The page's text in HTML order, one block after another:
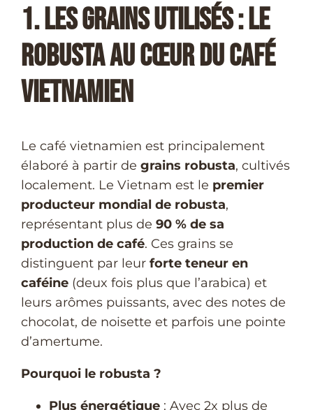
1. Les Grains Utilisés : Le
Robusta au Cœur du Café
Vietnamien
Le café vietnamien est principalement
élaboré à partir degrains robusta, cultivés
localement. Le Vietnam est le premier
producteur mondial de robusta,
représentant plus de90 % de sa
production de café. Ces grains se
distinguent par leurforte teneur en
caféine (deux fois plus que l’arabica) et
leurs arômes puissants, avec des notes de
chocolat, de noisette et parfois une pointe
d’amertume.
Pourquoi le robusta ?
Plus énergétique : Avec 2x plus de